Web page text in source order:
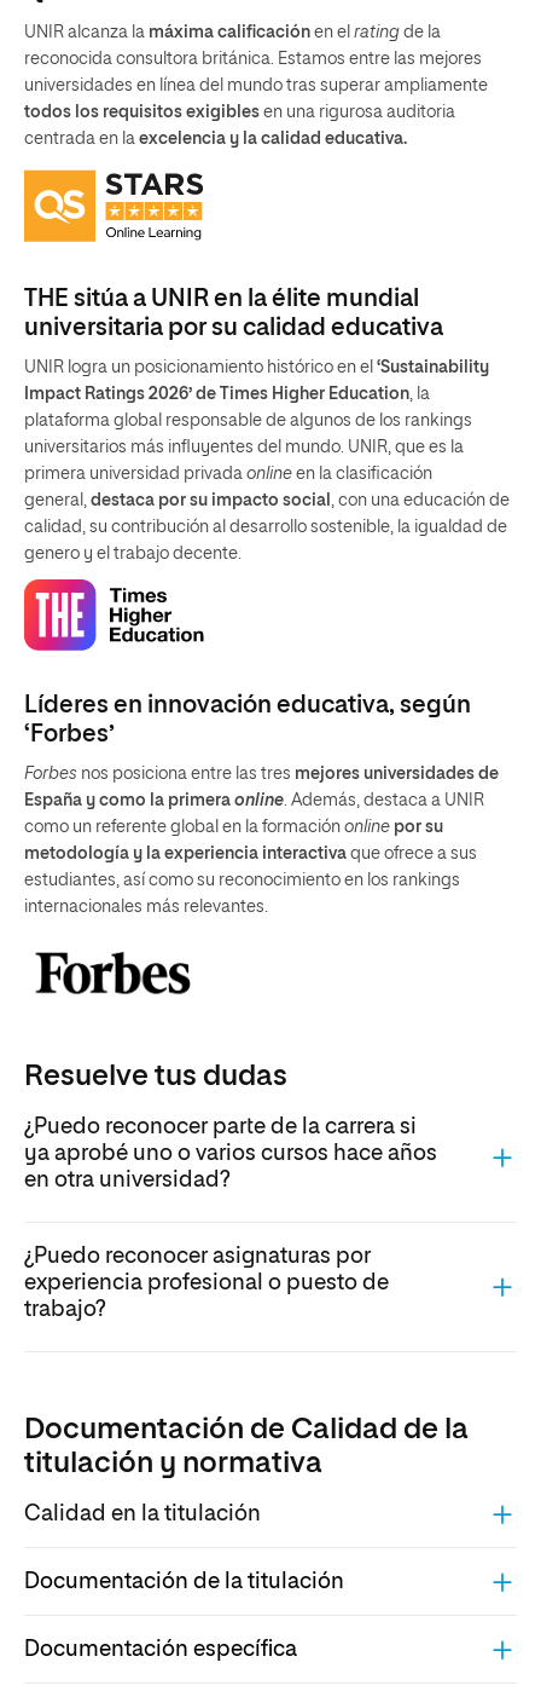
UNIR alcanza la máxima calificación en el rating de la
reconocida consultora británica. Estamos entre las mejores
universidades en línea del mundo tras superar ampliamente
todos los requisitos exigibles en una rigurosa auditoria
centrada en la excelencia y la calidad educativa.
THE sitúa a UNIR en la élite mundial
universitaria por su calidad educativa
UNIR logra un posicionamiento histórico en el ‘Sustainability
Impact Ratings 2026’ de Times Higher Education, la
plataforma global responsable de algunos de los rankings
universitarios más influyentes del mundo. UNIR, que es la
primera universidad privada online en la clasificación
general, destaca por su impacto social , con una educación de
calidad, su contribución al desarrollo sostenible, la igualdad de
genero y el trabajo decente.
Líderes en innovación educativa, según
‘Forbes’
Forbes nos posiciona entre las tres mejores universidades de
España y como la primera online. Además, destaca a UNIR
como un referente global en la formación online por su
metodología y la experiencia interactiva que ofrece a sus
estudiantes, así como su reconocimiento en los rankings
internacionales más relevantes.
Resuelve tus dudas
¿Puedo reconocer parte de la carrera si
ya aprobé uno o varios cursos hace años
en otra universidad?
¿Puedo reconocer asignaturas por
experiencia profesional o puesto de
trabajo?
Documentación de Calidad de la
titulación y normativa
Calidad en la titulación
Documentación de la titulación
Documentación específica